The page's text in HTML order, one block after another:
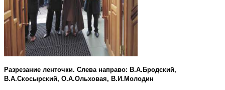
Разрезание ленточки. Слева направо: В.А.Бродский,
В.А.Скосырский, О.А.Ольховая, В.И.Молодин